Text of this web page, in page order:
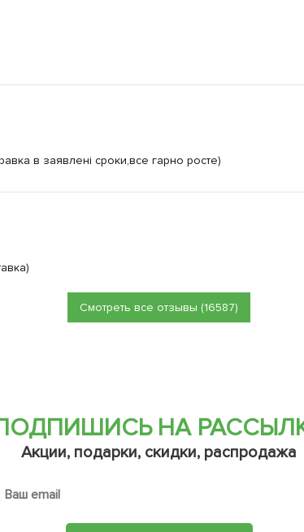
в заявлені сроки,все гарно росте)
Смотреть все отзывы (16587)
НА
Акции, подарки, скидки, распродажа